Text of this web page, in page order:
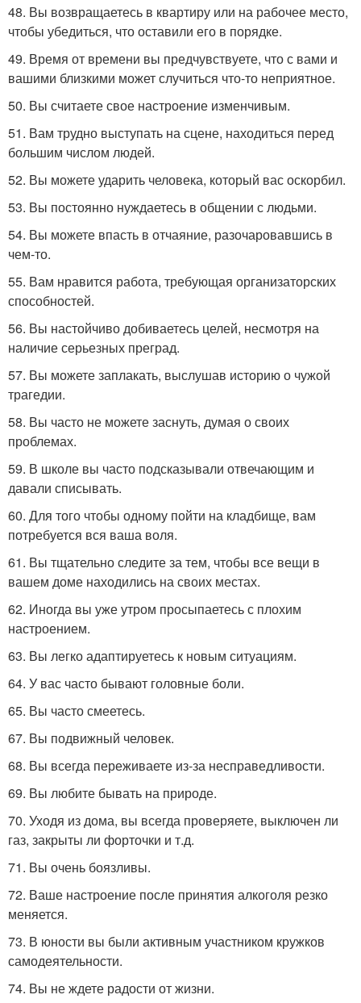
48. Вы возвращаетесь в квартиру или на рабочее место,
чтобы убедиться, что оставили его в порядке.
49. Время от времени вы предчувствуете, что с вами и
вашими близкими может случиться что-то неприятное.
50. Вы считаете свое настроение изменчивым.
51. Вам трудно выступать на сцене, находиться перед
большим числом людей.
52. Вы можете ударить человека, который вас оскорбил.
53. Вы постоянно нуждаетесь в общении с людьми.
54. Вы можете впасть в отчаяние, разочаровавшись в
чем-то.
55. Вам нравится работа, требующая организаторских
способностей.
56. Вы настойчиво добиваетесь целей, несмотря на
наличие серьезных преград.
57. Вы можете заплакать, выслушав историю о чужой
трагедии.
58. Вы часто не можете заснуть, думая о своих
проблемах.
59. В школе вы часто подсказывали отвечающим и
давали списывать.
60. Для того чтобы одному пойти на кладбище, вам
потребуется вся ваша воля.
61. Вы тщательно следите за тем, чтобы все вещи в
вашем доме находились на своих местах.
62. Иногда вы уже утром просыпаетесь с плохим
настроением.
63. Вы легко адаптируетесь к новым ситуациям.
64. У вас часто бывают головные боли.
65. Вы часто смеетесь.
67. Вы подвижный человек.
68. Вы всегда переживаете из-за несправедливости.
69. Вы любите бывать на природе.
70. Уходя из дома, вы всегда проверяете, выключен ли
газ, закрыты ли форточки и т.д.
71. Вы очень боязливы.
72. Ваше настроение после принятия алкоголя резко
меняется.
73. В юности вы были активным участником кружков
самодеятельности.
74. Вы не ждете радости от жизни.